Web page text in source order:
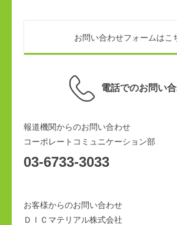
お問い合わせフォームはこ
電話でのお問い
報道機関からのお問い合わせ
コーポレートコミュニケーション部
03-6733-3033
お客様からのお問い合わせ
ＤＩＣマテリアル株式会社